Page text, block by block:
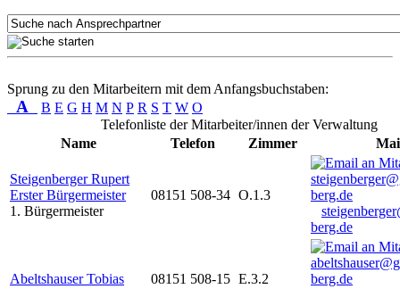
Sprung zu den Mitarbeitern mit dem Anfangsbuchstaben:
A B E G H M N P R S T W O
Telefonliste der Mitarbeiter/innen der Verwaltung
Name
Telefon Zimmer
Steigenberger Rupert
Erster Bürgermeister
1. Bürgermeister
08151 508-34 O.1.3
berg.de
Abeltshauser Tobias 08151 508-15 E.3.2